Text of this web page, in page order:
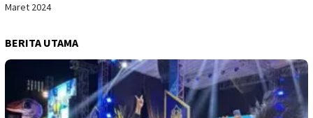
Maret 2024
BERITA UTAMA